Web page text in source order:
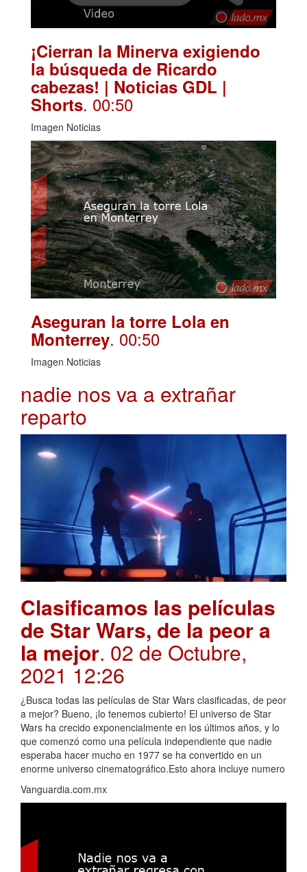
¡Cierran la Minerva exigiendo
la búsqueda de Ricardo
cabezas! | Noticias GDL |
Shorts. 00:50
Imagen Noticias
Aseguran la torre Lola en
Monterrey. 00:50
Imagen Noticias
nadie nos va a extrañar
reparto
Clasificamos las películas
de Star Wars, de la peor a
la mejor. 02 de Octubre,
2021 12:26
¿Busca todas las películas de Star Wars clasificadas, de peor
a mejor? Bueno, ¡lo tenemos cubierto! El universo de Star
Wars ha crecido exponencialmente en los últimos años, y lo
que comenzó como una película independiente que nadie
esperaba hacer mucho en 1977 se ha convertido en un
enorme universo cinematográfico.Esto ahora incluye numero
Vanguardia.com.mx